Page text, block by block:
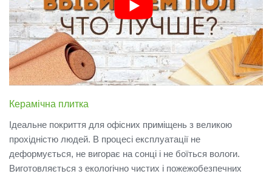
Керамічна плитка
Ідеальне покриття для офісних приміщень з великою
прохідністю людей. В процесі експлуатації не
деформується, не вигорає на сонці і не боїться вологи.
Виготовляється з екологічно чистих і пожежобезпечних